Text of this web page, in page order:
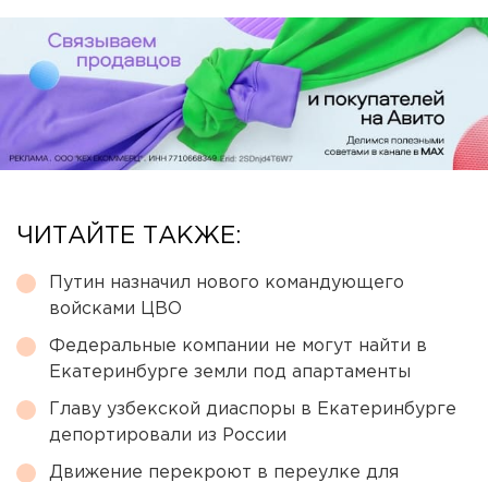
ЧИТАЙТЕ ТАКЖЕ:
Путин назначил нового командующего
войсками ЦВО
Федеральные компании не могут найти в
Екатеринбурге земли под апартаменты
Главу узбекской диаспоры в Екатеринбурге
депортировали из России
Движение перекроют в переулке для